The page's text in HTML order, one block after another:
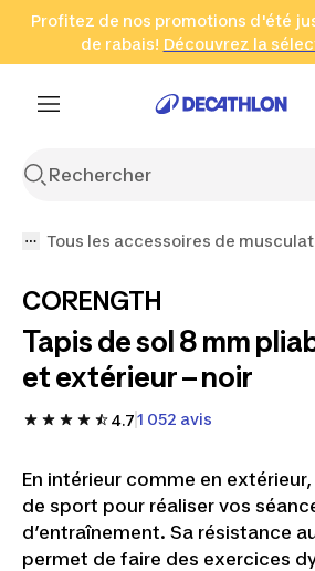
Aller à la recherche Aller au
Profitez de nos promotions d'été
de rabais! Découvrez la
Cliquez ici
en seulement 2 h!
(Zones sélectionnées)
Tous les accessoires de
CORENGTH
Tapis de sol 8 mm
et extérieur – noir
4.71 052 avis
En intérieur comme en
de sport pour réaliser vos
d’entraînement. Sa résistance
permet de faire des exercices